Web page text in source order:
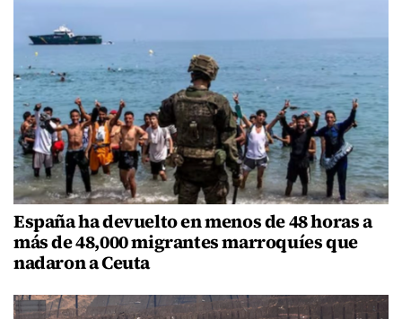
España ha devuelto en menos de 48 horas a
más de 48,000 migrantes marroquíes que
nadaron a Ceuta